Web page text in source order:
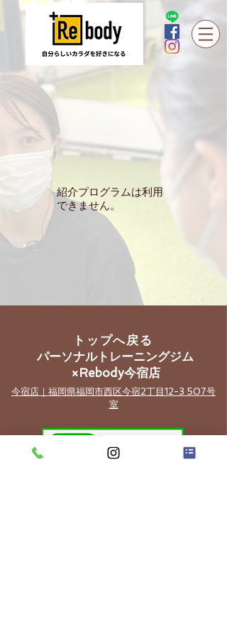
紹介プログラムは利用
できません。
トップへ戻る
​今宿店｜福岡県福岡市西区今宿2丁目12-3 507号
室
​パーソナルトレーニングジム
×Rebody今宿店